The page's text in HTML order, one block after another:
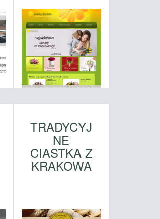
TRADYCYJ
NE
CIASTKA Z
KRAKOWA